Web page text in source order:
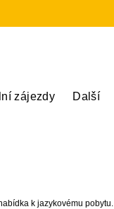
zájezdy Další
k jazykovému pobytu.